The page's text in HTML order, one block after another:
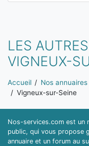
LES
VIGNEUX-
Vous êtes ici:
Accueil Nos annuaires
Vigneux-sur-Seine
Nos-services.com est un
public, qui vous propose
annuaire et un forum au